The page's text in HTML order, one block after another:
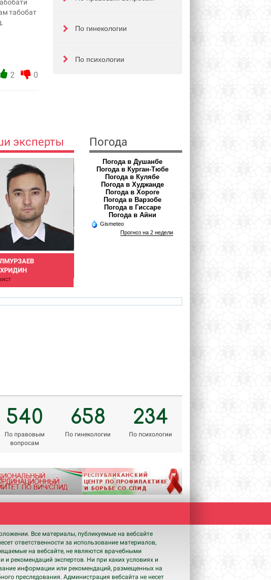
табобат
2 0
По гинекологии
По психологии
эксперты Погода
Погода в Душанбе
Погода в Курган-Тюбе
Погода в Кулябе
Погода в Худжанде
Погода в Хороге
Погода в Варзобе
Погода в Гиссаре
Погода в Айни
Gismeteo
Прогноз на 2 недели
540
По правовым
вопросам
658
По гинекологии
234
По психологии
Next
Все материалы, публикуемые на вебсайте
ответственности за использование материалов,
на вебсайте, не являются врачебными
рекомендаций экспертов. Ни при каких условиях и
информации или рекомендаций, размещенных на
преследования. Администрация вебсайта не несет